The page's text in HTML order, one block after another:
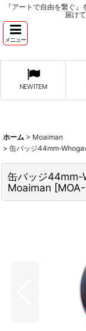
『アートで自由を繋ぐ
届け
メニュー
NEW ITEM
ホーム > Moaiman
> 缶バッジ44mm-
缶バッジ
Moaiman [